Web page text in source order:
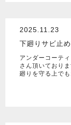
2025.11.23
下廻りサビ止
アンダーコーテ
さん頂いており
廻りを守る上で